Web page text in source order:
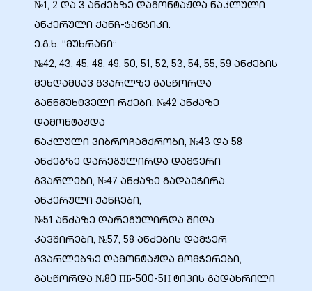
№1, 2 და 3 ანძებზე დამონტაჟდა ნაკლული
ანკერული ქანჩ-ჭანჭიკი.
ე.გ.ხ. “მუხრანი”
№42, 43, 45, 48, 49, 50, 51, 52, 53, 54, 55, 59 ანძების
მეხდამცავ გვარლზე გასწორდა
განნმუხტველი რქები. №42 ანძაზე
დამონტაჟდა
ნაკლული ვიბროჩამქრობი, №43 და 58
ანძებზე დარეგულირდა დამჭერი
გვარლები, №47 ანძაზე გადაეჭირა
ანკერული ქანჩები,
№51 ანძაზე დარეგულირდა შიდა
კავშირები, №57, 58 ანძების დამჭერ
გვარლებზე დამონტაჟდა მომჭერები,
გასწორდა №80 ПБ-500-5Н ტიპის გადახრილი